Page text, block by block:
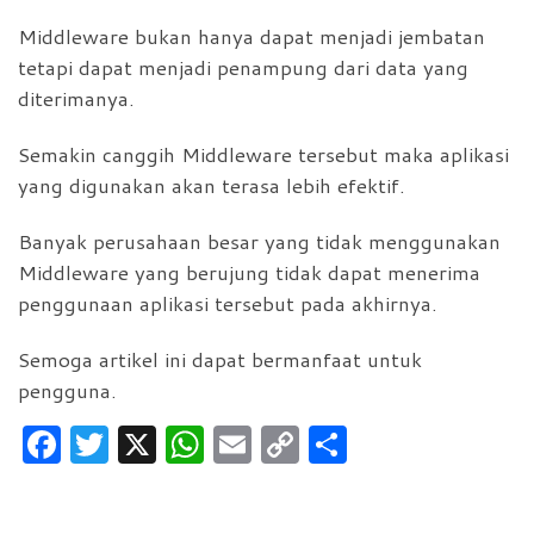
Middleware bukan hanya dapat menjadi jembatan
tetapi dapat menjadi penampung dari data yang
diterimanya.
Semakin canggih Middleware tersebut maka aplikasi
yang digunakan akan terasa lebih efektif.
Banyak perusahaan besar yang tidak menggunakan
Middleware yang berujung tidak dapat menerima
penggunaan aplikasi tersebut pada akhirnya.
Semoga artikel ini dapat bermanfaat untuk
pengguna.
F T X W E C